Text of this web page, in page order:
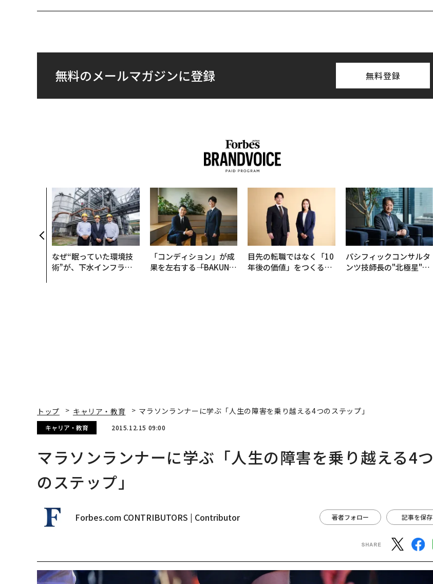
無料のメールマガジンに登録 無料登録
なぜ“眠っていた環境技
術”が、下水インフラを
「コンディション」が成
果を左右する――「BAKUN
目先の転職ではなく「10
年後の価値」をつくる─
パシフィックコンサルタ
ンツ技師長の"北極星"。
トップ キャリア・教育 マラソンランナーに学ぶ「人生の障害を乗り越える4つのステップ」
キャリア・教育 2015.12.15 09:00
マラソンランナーに学ぶ「人生の障害を乗り越える4つ
のステップ」
Forbes.com CONTRIBUTORS | Contributor 著者フォロー 記事を保存